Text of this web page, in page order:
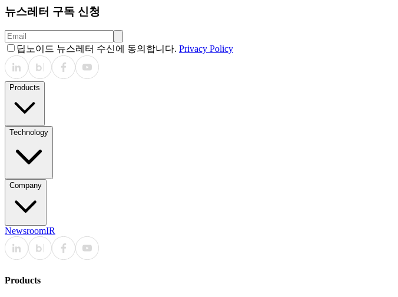
뉴스레터 구독 신청
딥노이드 뉴스레터 수신에 동의합니다. Privacy Policy
Products
Technology
Company
NewsroomIR
Products